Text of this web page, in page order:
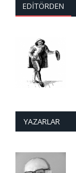
EDITÖRDEN
YAZARLAR